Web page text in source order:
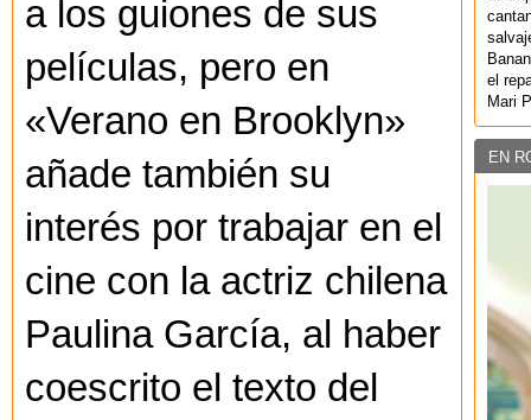
a los guiones de sus
películas, pero en
«Verano en Brooklyn»
añade también su
interés por trabajar en el
cine con la actriz chilena
Paulina García, al haber
coescrito el texto del
el
Mari
EN